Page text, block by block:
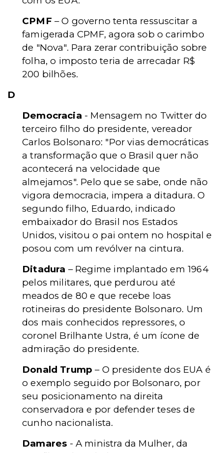
CPMF – O governo tenta ressuscitar a
famigerada CPMF, agora sob o carimbo
de "Nova". Para zerar contribuição sobre
folha, o imposto teria de arrecadar R$
200 bilhões.
D
Democracia - Mensagem no Twitter do
terceiro filho do presidente, vereador
Carlos Bolsonaro: "Por vias democráticas
a transformação que o Brasil quer não
acontecerá na velocidade que
almejamos". Pelo que se sabe, onde não
vigora democracia, impera a ditadura. O
segundo filho, Eduardo, indicado
embaixador do Brasil nos Estados
Unidos, visitou o pai ontem no hospital e
posou com um revólver na cintura.
Ditadura – Regime implantado em 1964
pelos militares, que perdurou até
meados de 80 e que recebe loas
rotineiras do presidente Bolsonaro. Um
dos mais conhecidos repressores, o
coronel Brilhante Ustra, é um ícone de
admiração do presidente.
Donald Trump – O presidente dos EUA é
o exemplo seguido por Bolsonaro, por
seu posicionamento na direita
conservadora e por defender teses de
cunho nacionalista.
Damares - A ministra da Mulher, da